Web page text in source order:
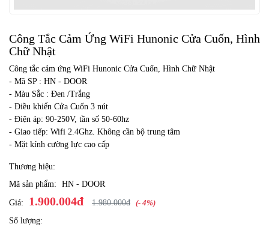
Công Tắc Cảm Ứng WiFi Hunonic Cửa Cuốn, Hình
Chữ Nhật
Công tắc cảm ứng WiFi Hunonic Cửa Cuốn, Hình Chữ Nhật
- Mã SP : HN - DOOR
- Màu Sắc : Đen /Trắng
- Điều khiển Cửa Cuốn 3 nút
- Điện áp: 90-250V, tần số 50-60hz
- Giao tiếp: Wifi 2.4Ghz. Không cần bộ trung tâm
- Mặt kính cường lực cao cấp
Thương hiệu:
Mã sản phẩm:
HN - DOOR
Giá: 1.900.004đ 1.980.000đ (- 4%)
Số lượng: